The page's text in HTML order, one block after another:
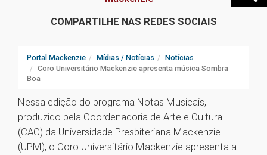
COMPARTILHE NAS REDES SOCIAIS
Portal Mackenzie Mídias / Notícias
Notícias
Coro Universitário Mackenzie apresenta música Sombra
Boa
Nessa edição do programa Notas Musicais,
produzido pela Coordenadoria de Arte e Cultura
(CAC) da Universidade Presbiteriana Mackenzie
(UPM), o Coro Universitário Mackenzie apresenta a